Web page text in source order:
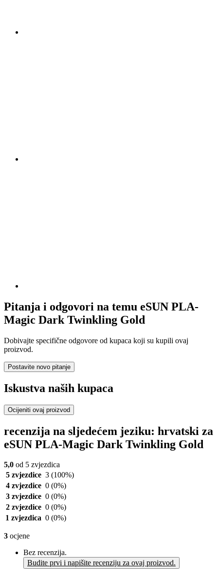
Pitanja i odgovori na temu eSUN PLA-
Magic Dark Twinkling Gold
Dobivajte specifične odgovore od kupaca koji su kupili ovaj
proizvod.
Postavite novo pitanje
Iskustva naših kupaca
Ocijeniti ovaj proizvod
recenzija na sljedećem jeziku: hrvatski za
eSUN PLA-Magic Dark Twinkling Gold
5,0 od 5 zvjezdica
5 zvjezdice 3 (100%)
4 zvjezdice 0 (0%)
3 zvjezdice 0 (0%)
2 zvjezdice 0 (0%)
1 zvjezdica 0 (0%)
3 ocjene
Bez recenzija.
Budite prvi i napišite recenziju za ovaj proizvod.